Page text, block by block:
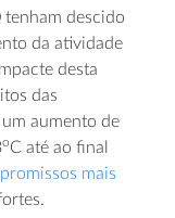
tenham descido
da atividade
desta
das
aumento de
oC até ao final
mais